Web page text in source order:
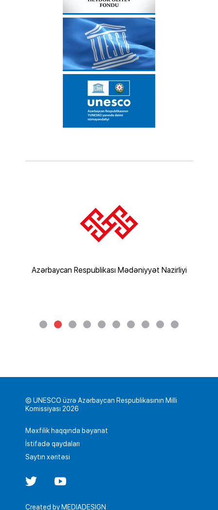
Azərbaycan Respublikası Mədəniyyət Nazirliyi
© UNESCO üzrə Azərbaycan Respublikasının Milli
Komissiyası 2026
Məxfilik haqqında bəyanat
İstifadə qaydaları
Saytın xəritəsi
Created by MEDIADESIGN